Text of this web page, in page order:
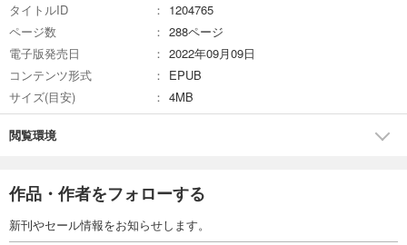
タイトルID
1204765
ページ数
288ページ
電子版発売日
2022年09月09日
コンテンツ形式
EPUB
サイズ(目安)
4MB
閲覧環境
作品・作者をフォローする
新刊やセール情報をお知らせします。